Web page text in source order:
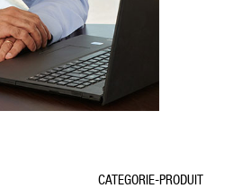
CATEGORIE-PRODUIT